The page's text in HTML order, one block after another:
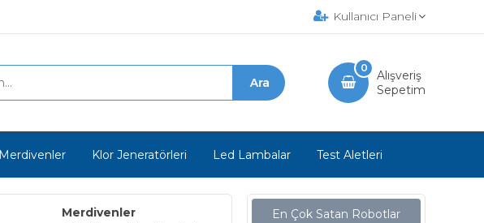
Kullanıcı Paneli
Alışveriş
Sepetim
0
Merdivenler Klor Jeneratörleri Led Lambalar Test Aletleri
Merdivenler
En Çok Satan Robotlar